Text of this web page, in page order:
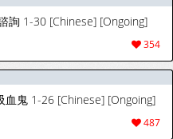
詢 1-30 [Chinese] [Ongoing]
354
鬼 1-26 [Chinese] [Ongoing]
487